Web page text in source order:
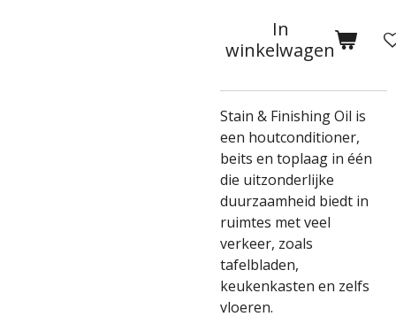
In
winkelwagen
Stain & Finishing Oil is
een houtconditioner,
beits en toplaag in één
die uitzonderlijke
duurzaamheid biedt in
ruimtes met veel
verkeer, zoals
tafelbladen,
keukenkasten en zelfs
vloeren.